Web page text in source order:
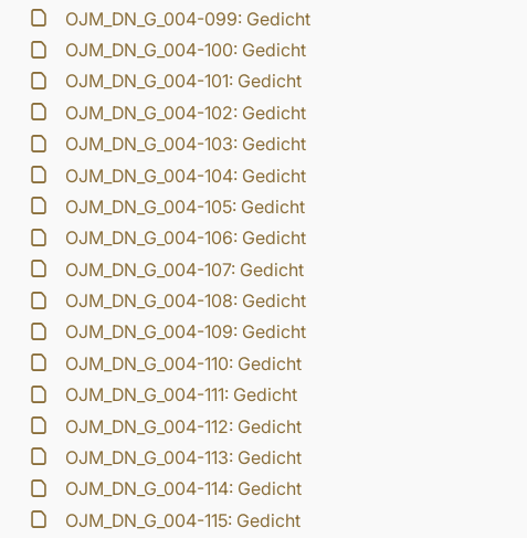
OJM_DN_G_004-099: Gedicht
OJM_DN_G_004-100: Gedicht
OJM_DN_G_004-101: Gedicht
OJM_DN_G_004-102: Gedicht
OJM_DN_G_004-103: Gedicht
OJM_DN_G_004-104: Gedicht
OJM_DN_G_004-105: Gedicht
OJM_DN_G_004-106: Gedicht
OJM_DN_G_004-107: Gedicht
OJM_DN_G_004-108: Gedicht
OJM_DN_G_004-109: Gedicht
OJM_DN_G_004-110: Gedicht
OJM_DN_G_004-111: Gedicht
OJM_DN_G_004-112: Gedicht
OJM_DN_G_004-113: Gedicht
OJM_DN_G_004-114: Gedicht
OJM_DN_G_004-115: Gedicht